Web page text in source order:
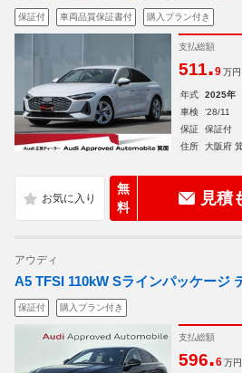
保証付 車両品質保証書付 購入プラン付き
支払総額
511.9 万円
年式 2025年
車検
'28/11
保証
保証付
住所
大阪府
無
料
見積
アウディ
A5 TFSI 110kW Sラインパッケージ
保証付 購入プラン付き
支払総額
596.6 万円